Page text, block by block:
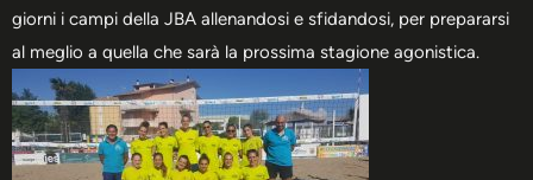
giorni i campi della JBA allenandosi e sfidandosi, per prepararsi
al meglio a quella che sarà la prossima stagione agonistica.